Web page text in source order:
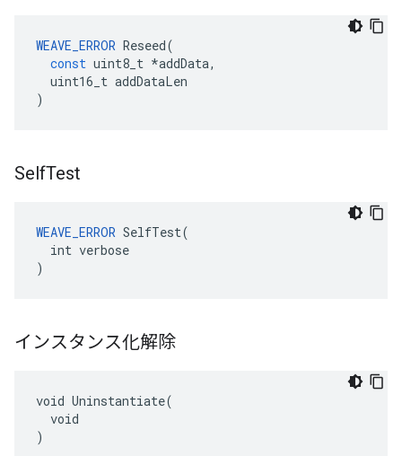
WEAVE_ERROR Reseed(
const uint8_t *addData,
uint16_t addDataLen
)
SelfTest
WEAVE_ERROR SelfTest(
int verbose
)
インスタンス化解除
void Uninstantiate(
  void
)